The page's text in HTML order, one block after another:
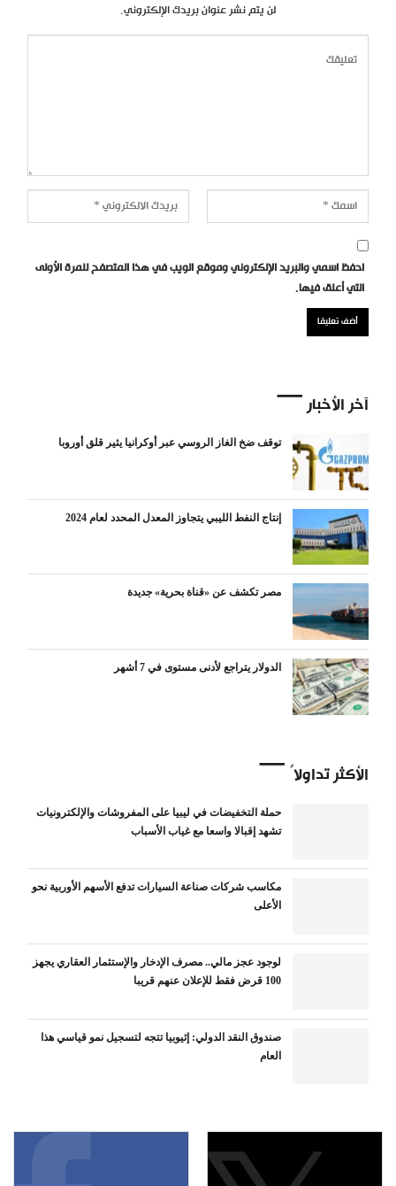
لن يتم نشر عنوان بريدك الإلكتروني.
احفظ اسمي والبريد الإلكتروني وموقع الويب في هذا المتصفح للمرة الأولى
التي أعلق فيها.
آخر الأخبار
توقف ضخ الغاز الروسي عبر أوكرانيا يثير قلق أوروبا
إنتاج النفط الليبي يتجاوز المعدل المحدد لعام 2024
مصر تكشف عن «قناة بحرية» جديدة
الدولار يتراجع لأدنى مستوى في 7 أشهر
الأكثر تداولاً
حملة التخفيضات في ليبيا على المفروشات والإلكترونيات
تشهد إقبالا واسعا مع غياب الأسباب
مكاسب شركات صناعة السيارات تدفع الأسهم الأوربية نحو
الأعلى
لوجود عجز مالي.. مصرف الإدخار والإستثمار العقاري يجهز
100 قرض فقط للإعلان عنهم قريبا
صندوق النقد الدولي: إثيوبيا تتجه لتسجيل نمو قياسي هذا
العام